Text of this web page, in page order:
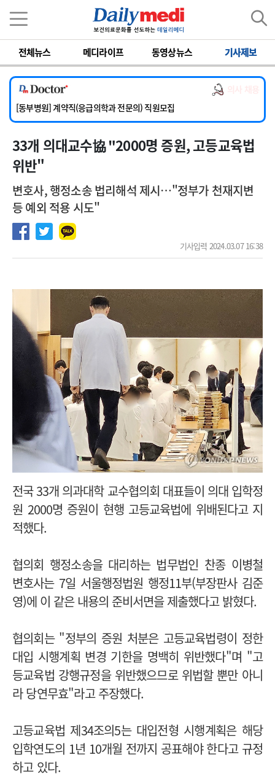
전체뉴스 메디라이프 동영상뉴스 기사제보
[서울아산병원] 2026년 하반기 인턴 모집
[영남대학교의료원] 마취통증의학과 임기제 임상의사 채용
[충남대학교병원] 소아청소년과(소아응급전담) 계약직 의사 공개채용
[동부병원] 계약직(응급의학과 전문의) 직원모집
[이대목동병원] 하반기 전공의(레지던트1년차) 모집
[서울아산병원] 2026년 하반기 인턴 모집
[영남대학교의료원] 마취통증의학과 임기제 임상의사 채용
33개 의대교수協 "2000명 증원, 고등교육법
위반"
변호사, 행정소송 법리해석 제시…"정부가 천재지변
등 예외 적용 시도"
기사입력 2024.03.07 16:38
전국 33개 의과대학 교수협의회 대표들이 의대 입학정
원 2000명 증원이 현행 고등교육법에 위배된다고 지
적했다.
협의회 행정소송을 대리하는 법무법인 찬종 이병철
변호사는 7일 서울행정법원 행정11부(부장판사 김준
영)에 이 같은 내용의 준비서면을 제출했다고 밝혔다.
협의회는 "정부의 증원 처분은 고등교육법령이 정한
대입 시행계획 변경 기한을 명백히 위반했다"며 "고
등교육법 강행규정을 위반했으므로 위법할 뿐만 아니
라 당연무효"라고 주장했다.
고등교육법 제34조의5는 대입전형 시행계획은 해당
입학연도의 1년 10개월 전까지 공표해야 한다고 규정
하고 있다.